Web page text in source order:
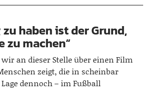
haben ist der Grund,
zu machen“
an dieser Stelle über einen Film
zeigt, die in scheinbar
dennoch – im Fußball